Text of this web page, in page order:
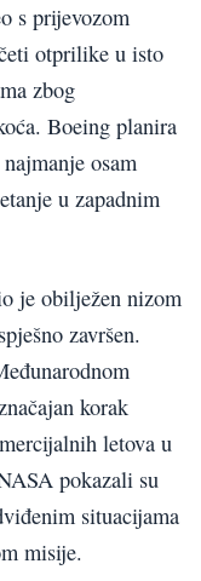
s prijevozom
otprilike u isto
zbog
Boeing planira
osam
u zapadnim
je obilježen nizom
završen.
korak
letova u
pokazali su
situacijama
misije.